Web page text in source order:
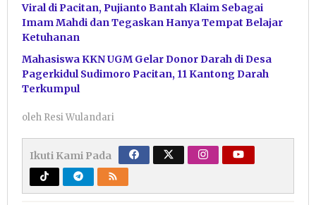
Viral di Pacitan, Pujianto Bantah Klaim Sebagai
Imam Mahdi dan Tegaskan Hanya Tempat Belajar
Ketuhanan
Mahasiswa KKN UGM Gelar Donor Darah di Desa
Pagerkidul Sudimoro Pacitan, 11 Kantong Darah
Terkumpul
oleh Resi Wulandari
Ikuti Kami Pada